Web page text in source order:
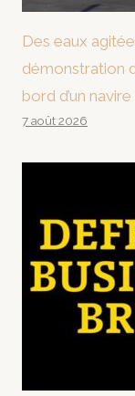
Des eaux
démonstration
bord d’un
7 août 2026